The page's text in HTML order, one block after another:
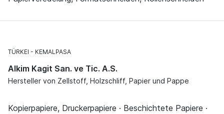
TÜRKEI KEMALPASA
Alkim Kagit San. ve Tic. A.S.
Hersteller von Zellstoff, Holzschliff, Papier und Pappe
Kopierpapiere, Druckerpapiere · Beschichtete Papiere ·